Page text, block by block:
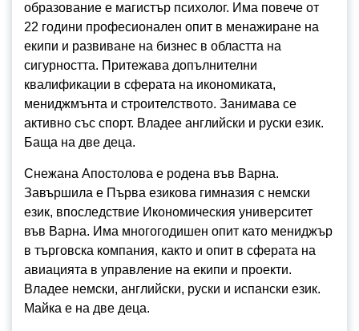
образование е магистър психолог. Има повече от
22 години професионален опит в менажиране на
екипи и развиване на бизнес в областта на
сигурността. Притежава допълнителни
квалификации в сферата на икономиката,
мениджмънта и строителството. Занимава се
активно със спорт. Владее английски и руски език.
Баща на две деца.
Снежана Апостолова e родена във Варна.
Завършила е Първа езикова гимназия с немски
език, впоследствие Икономическия университет
във Варна. Има многогодишен опит като мениджър
в търговска компания, както и опит в сферата на
авиацията в управление на екипи и проекти.
Владее немски, английски, руски и испански език.
Майка е на две деца.